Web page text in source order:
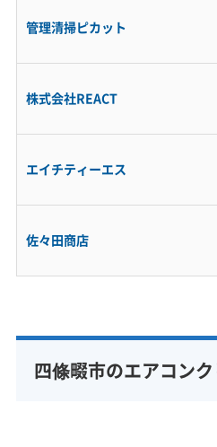
この状態で安易に防カ
と、内部に残った油汚
めてしまい、中で腐敗が
の原因になるリスクが
この地域のエアコンに
に除去する「完全分解洗
表面のホコ
管理清掃ピカット
株式会社REACT
エイチティーエス
佐々田商店
四條畷市のエアコン